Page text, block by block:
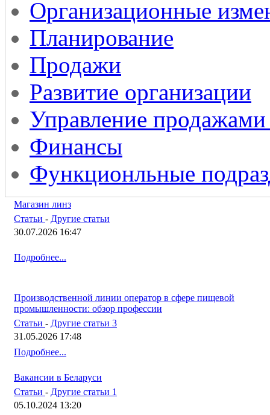
Организационные
Планирование
Продажи
Развитие организации
Управление
Финансы
Функционльные
Магазин линз
Статьи - Другие статьи
30.07.2026 16:47
Подробнее...
Производственной линии оператор в сфере пищевой
промышленности: обзор профессии
Статьи - Другие статьи 3
31.05.2026 17:48
Подробнее...
Вакансии в Беларуси
Статьи - Другие статьи 1
05.10.2024 13:20